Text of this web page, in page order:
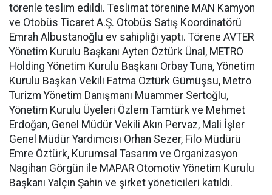
törenle teslim edildi. Teslimat törenine MAN Kamyon
ve Otobüs Ticaret A.Ş. Otobüs Satış Koordinatörü
Emrah Albustanoğlu ev sahipliği yaptı. Törene AVTER
Yönetim Kurulu Başkanı Ayten Öztürk Ünal, METRO
Holding Yönetim Kurulu Başkanı Orbay Tuna, Yönetim
Kurulu Başkan Vekili Fatma Öztürk Gümüşsu, Metro
Turizm Yönetim Danışmanı Muammer Sertoğlu,
Yönetim Kurulu Üyeleri Özlem Tamtürk ve Mehmet
Erdoğan, Genel Müdür Vekili Akın Pervaz, Mali İşler
Genel Müdür Yardımcısı Orhan Sezer, Filo Müdürü
Emre Öztürk, Kurumsal Tasarım ve Organizasyon
Nagihan Görgün ile MAPAR Otomotiv Yönetim Kurulu
Başkanı Yalçın Şahin ve şirket yöneticileri katıldı.